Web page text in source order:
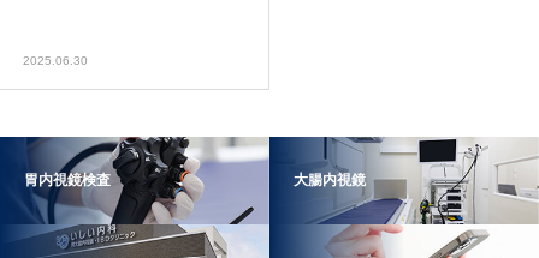
2025.06.30
胃内視鏡検査 大腸内視鏡